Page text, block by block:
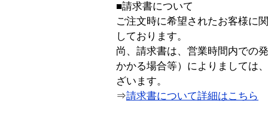
■請求書について
ご注文時に希望されたお客様に
しております。
尚、請求書は、営業時間内での
かかる場合等）によりましては
ざいます。
⇒請求書について詳細はこちら